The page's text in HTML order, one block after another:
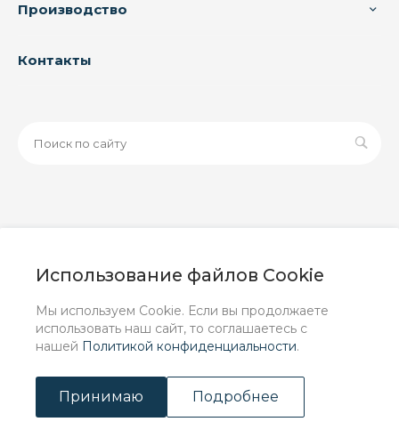
Использование файлов Cookie
Мы используем Cookie. Если вы продолжаете
использовать наш сайт, то соглашаетесь с
нашей Политикой конфиденциальности.
Принимаю Подробнее
Производство
Контакты
информационный характер и ни при каких условиях не
положениями Статьи 437 (2) ГК РФ.